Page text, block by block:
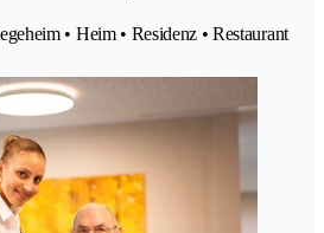
• Heim • Residenz • Restaurant